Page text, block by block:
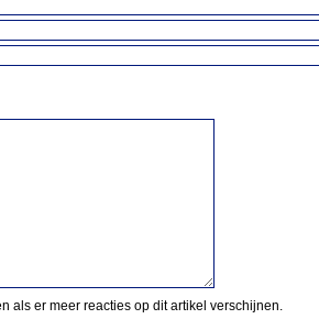
als er meer reacties op dit artikel verschijnen.